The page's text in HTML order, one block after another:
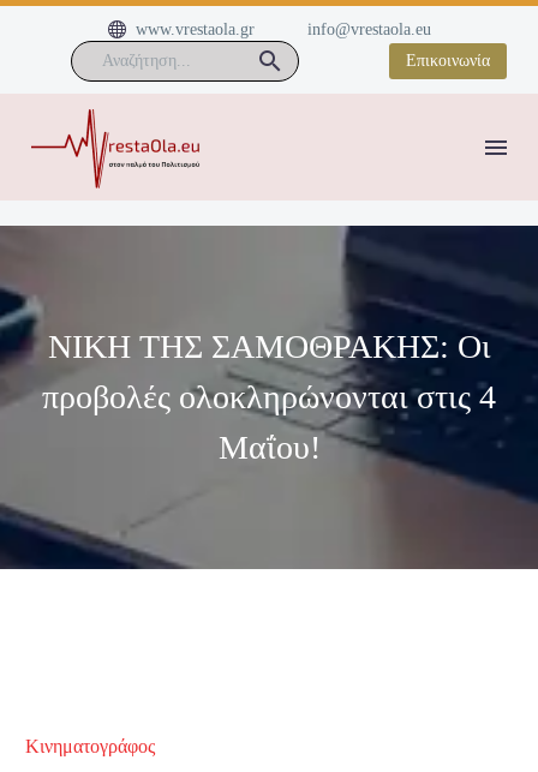

 www.vrestaola.gr
info@vrestaola.eu
Επικοινωνία
NIKH ΤΗΣ ΣΑΜΟΘΡΑΚΗΣ: Οι
προβολές ολοκληρώνονται στις 4
Μαΐου!
Κινηματογράφος